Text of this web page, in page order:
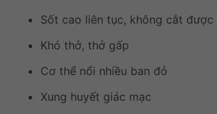
Sốt cao liên tục, không cắt được
Khó thở, thở gấp
Cơ thể nổi nhiều ban đỏ
Xung huyết giác mạc